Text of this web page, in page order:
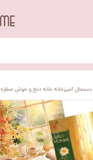
دستمال آشپزخانه خانه دنج و خوش منظره